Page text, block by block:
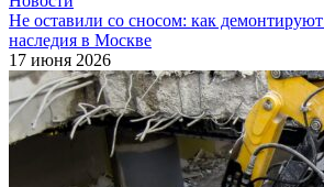
Не оставили со сносом: как демонтируют
наследия в Москве
17 июня 2026